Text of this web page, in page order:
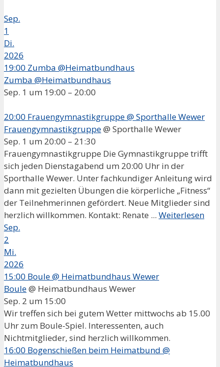
Sep.
1
Di.
2026
19:00 Zumba @Heimatbundhaus
Zumba @Heimatbundhaus
Sep. 1 um 19:00 – 20:00
20:00 Frauengymnastikgruppe@ Sporthalle Wewer
Frauengymnastikgruppe@ Sporthalle Wewer
Sep. 1 um 20:00 – 21:30
Frauengymnastikgruppe Die Gymnastikgruppe trifft
sich jeden Dienstagabend um 20:00 Uhr in der
Sporthalle Wewer. Unter fachkundiger Anleitung wird
dann mit gezielten Übungen die körperliche „Fitness“
der Teilnehmerinnen gefördert. Neue Mitglieder sind
herzlich willkommen. Kontakt: Renate ... Weiterlesen
Sep.
2
Mi.
2026
15:00 Boule@ Heimatbundhaus Wewer
Boule@ Heimatbundhaus Wewer
Sep. 2 um 15:00
Wir treffen sich bei gutem Wetter mittwochs ab 15.00
Uhr zum Boule-Spiel. Interessenten, auch
Nichtmitglieder, sind herzlich willkommen.
16:00 Bogenschießen beim Heimatbund @
Heimatbundhaus